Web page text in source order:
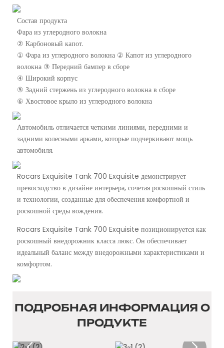
Состав продукта
Фара из углеродного волокна
② Карбоновый капот.
① Фара из углеродного волокна ② Капот из углеродного
волокна ③ Передний бампер в сборе
④ Широкий корпус
⑤ Задний стержень из углеродного волокна в сборе
⑥ Хвостовое крыло из углеродного волокна
Автомобиль отличается четкими линиями, передними и
задними колесными арками, которые подчеркивают мощь
автомобиля.
Rocars Exquisite Tank 700 Exquisite демонстрирует
превосходство в дизайне интерьера, сочетая роскошный стиль
и технологии, созданные для обеспечения комфортной и
роскошной среды вождения.
Rocars Exquisite Tank 700 Exquisite позиционируется как
роскошный внедорожник класса люкс. Он обеспечивает
идеальный баланс между внедорожными характеристиками и
комфортом.
ПОДРОБНАЯ ИНФОРМАЦИЯ О
ПРОДУКТЕ